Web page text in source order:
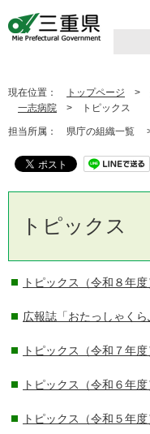
現在位置： トップページ >
一志病院 > トピックス
担当所属： 県庁の組織一覧
トピックス
トピックス（令和８年度
広報誌「おたっしゃくら
トピックス（令和７年度
トピックス（令和６年度
トピックス（令和５年度